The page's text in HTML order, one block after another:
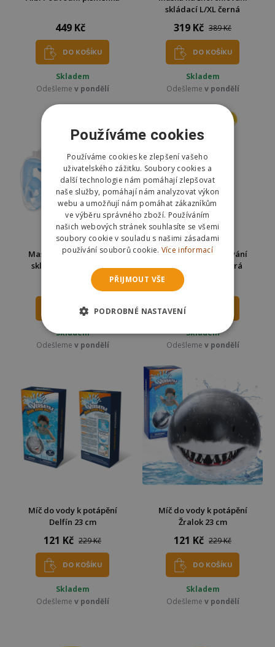
449 Kč
DO KOŠÍKU
Skladem
Odešleme v pondělí
skládací L/XL černá
319 Kč 389 Kč
DO KOŠÍKU
Skladem
Odešleme v pondělí
Maska na šnorchlování
skládací S/M - modrá
389 Kč
DO KOŠÍKU
Skladem
Odešleme v pondělí
Maska na šnorchlování
skládací L/XL modrá
279 Kč
Skladem
Odešleme v pondělí
Míč do vody k potápění
Delfín 23 cm
121 Kč 229 Kč
DO KOŠÍKU
Skladem
Odešleme v pondělí
Míč do vody k potápění
Žralok 23 cm
121 Kč 229 Kč
DO KOŠÍKU
Skladem
Odešleme v pondělí
Používáme cookies
Používáme cookies ke zlepšení vašeho
uživatelského zážitku. Soubory cookies a
další technologie nám pomáhají zlepšovat
naše služby, pomáhají nám analyzovat výkon
webu a umožňují nám pomáhat zákazníkům
ve výběru správného zboží. Používáním
našich webových stránek souhlasíte se všemi
soubory cookie v souladu s našimi zásadami
používání souborů cookie. Více informací
PŘIJMOUT VŠE
PODROBNÉ NASTAVENÍ